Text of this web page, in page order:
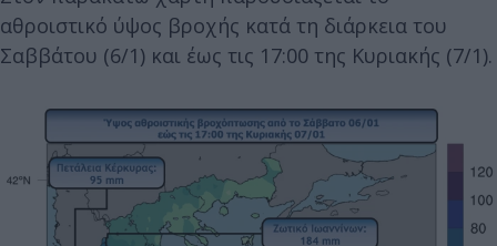
αθροιστικό ύψος βροχής κατά τη διάρκεια του
Σαββάτου (6/1) και έως τις 17:00 της Κυριακής (7/1).